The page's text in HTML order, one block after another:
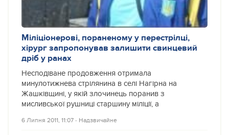
Міліціонерові, пораненому у перестрілці,
хірург запропонував залишити свинцевий
дріб у ранах
Несподіване продовження отримала
минулотижнева стрілянина в селі Нагірна на
Жашківщині, у якій злочинець поранив з
мисливської рушниці старшину міліції, а
6 Липня 2011, 11:07 ‐ Надзвичайне